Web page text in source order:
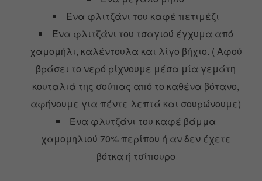
Ένα φλιτζάνι του καφέ πετιμέζι
Ένα φλιτζάνι του τσαγιού έγχυμα από
χαμομήλι, καλέντουλα και λίγο βήχιο. ( Αφού
βράσει το νερό ρίχνουμε μέσα μία γεμάτη
κουταλιά της σούπας από το καθένα βότανο,
αφήνουμε για πέντε λεπτά και σουρώνουμε)
Ένα φλυτζάνι του καφέ βάμμα
χαμομηλιού 70% περίπου ή αν δεν έχετε
βότκα ή τσίπουρο